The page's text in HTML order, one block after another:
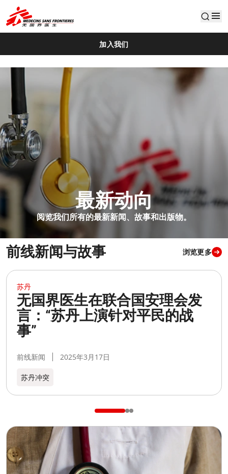
default
加入我们
最新动向
阅览我们所有的最新新闻、故事和出版物。
前线新闻与故事 浏览更多
MSB224508 Medium
苏丹
无国界医生在联合国安理会发
言：“苏丹上演针对平民的战
事”
前线新闻 2025年3月17日
苏丹冲突